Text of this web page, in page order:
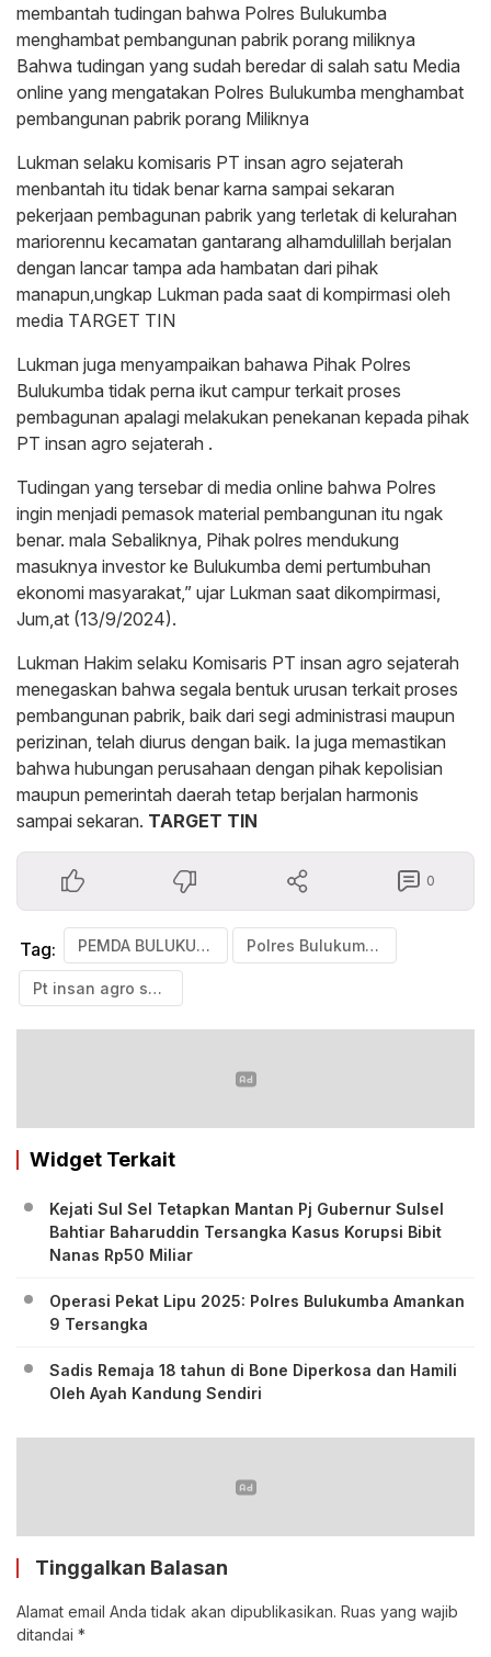
membantah tudingan bahwa Polres Bulukumba
menghambat pembangunan pabrik porang miliknya
Bahwa tudingan yang sudah beredar di salah satu Media
online yang mengatakan Polres Bulukumba menghambat
pembangunan pabrik porang Miliknya
Lukman selaku komisaris PT insan agro sejaterah
menbantah itu tidak benar karna sampai sekaran
pekerjaan pembagunan pabrik yang terletak di kelurahan
mariorennu kecamatan gantarang alhamdulillah berjalan
dengan lancar tampa ada hambatan dari pihak
manapun,ungkap Lukman pada saat di kompirmasi oleh
media TARGET TIN
Lukman juga menyampaikan bahawa Pihak Polres
Bulukumba tidak perna ikut campur terkait proses
pembagunan apalagi melakukan penekanan kepada pihak
PT insan agro sejaterah .
Tudingan yang tersebar di media online bahwa Polres
ingin menjadi pemasok material pembangunan itu ngak
benar. mala Sebaliknya, Pihak polres mendukung
masuknya investor ke Bulukumba demi pertumbuhan
ekonomi masyarakat,” ujar Lukman saat dikompirmasi,
Jum,at (13/9/2024).
Lukman Hakim selaku Komisaris PT insan agro sejaterah
menegaskan bahwa segala bentuk urusan terkait proses
pembangunan pabrik, baik dari segi administrasi maupun
perizinan, telah diurus dengan baik. Ia juga memastikan
bahwa hubungan perusahaan dengan pihak kepolisian
maupun pemerintah daerah tetap berjalan harmonis
sampai sekaran. TARGET TIN
0
Tag: PEMDA BULUKUMBA Polres Bulukumba
Pt insan agro sejaterah.
Widget Terkait
Kejati Sul Sel Tetapkan Mantan Pj Gubernur Sulsel
Bahtiar Baharuddin Tersangka Kasus Korupsi Bibit
Nanas Rp50 Miliar
Operasi Pekat Lipu 2025: Polres Bulukumba Amankan
9 Tersangka
Sadis Remaja 18 tahun di Bone Diperkosa dan Hamili
Oleh Ayah Kandung Sendiri
Tinggalkan Balasan
Alamat email Anda tidak akan dipublikasikan. Ruas yang wajib
ditandai *